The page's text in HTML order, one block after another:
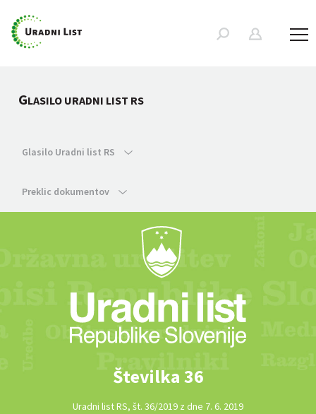
GLASILO URADNI LIST RS
Glasilo Uradni list RS
Preklic dokumentov
Številka 36
Uradni list RS, št. 36/2019 z dne 7. 6. 2019